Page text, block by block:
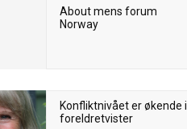
About mens forum
Norway
Konfliktnivået er økende i
foreldretvister